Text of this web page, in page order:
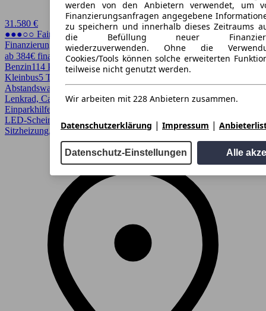
31.580 €
●●●○○ Fairer Preis
Finanzierung möglich
ab 384€ finanzieren ↗
Benzin114 PS (84 kW)21.000 kmEZ 10/2024Schaltgetriebe
Kleinbus5 Türen
Abstandswarner, AHK, Android Auto, Apple CarPlay, Beheizbares
Lenkrad, CarPlay, Einparkhilfe, Einparkhilfe Sensoren hinten,
Einparkhilfe Sensoren vorne, Garantie, LED, LED Scheinwerfer,
LED-Scheinwerfer, Lichtsensor, Regensensor, Scheckheftgepflegt,
Sitzheizung, Spurhalteassistent, Voll-LED Scheinwerfer
werden von den Anbietern verwendet, um
Finanzierungsanfragen angegebene
zu speichern und innerhalb dieses Zeitraums
die Befüllung neuer
wiederzuverwenden. Ohne die
Cookies/Tools können solche erweiterten
teilweise nicht genutzt werden.
Wir arbeiten mit 228 Anbietern zusammen.
Datenschutzerklärung | Impressum |
Datenschutz-Einstellungen Alle